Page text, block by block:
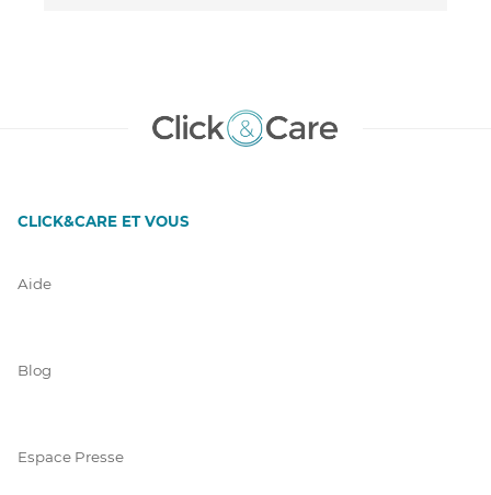
CLICK&CARE ET VOUS
Aide
Blog
Espace Presse